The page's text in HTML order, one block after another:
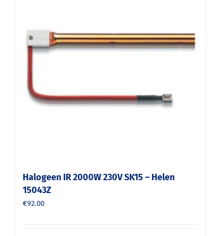
Halogeen IR 2000W 230V SK15 – Helen
15043Z
€92.00